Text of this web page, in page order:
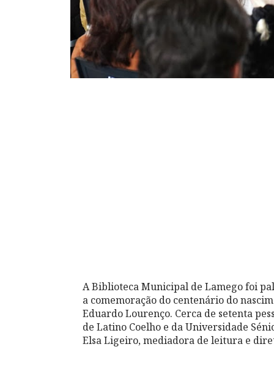
A Biblioteca Municipal de Lamego foi
a comemoração do centenário do
Eduardo Lourenço. Cerca de setenta
de Latino Coelho e da Universidade
Elsa Ligeiro, mediadora de leitura e